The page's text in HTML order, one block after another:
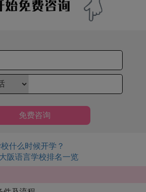
免费咨询
什么时候开学？
阪语言学校排名一览